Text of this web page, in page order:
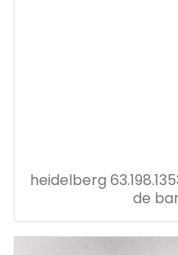
heidelberg
de